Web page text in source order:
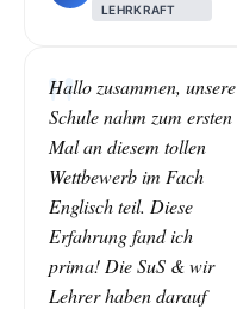
LEHRKRAFT
Hallo zusammen, unsere
Schule nahm zum ersten
Mal an diesem tollen
Wettbewerb im Fach
Englisch teil. Diese
Erfahrung fand ich
prima! Die SuS & wir
Lehrer haben darauf